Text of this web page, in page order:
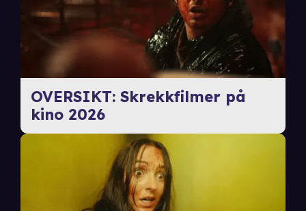
OVERSIKT: Skrekkfilmer på
kino 2026